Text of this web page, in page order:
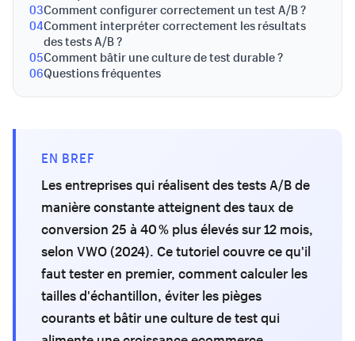
03Comment configurer correctement un test A/B ?
04Comment interpréter correctement les résultats
des tests A/B ?
05Comment bâtir une culture de test durable ?
06Questions fréquentes
EN BREF
Les entreprises qui réalisent des tests A/B de
manière constante atteignent des taux de
conversion 25 à 40 % plus élevés sur 12 mois,
selon VWO (2024). Ce tutoriel couvre ce qu'il
faut tester en premier, comment calculer les
tailles d'échantillon, éviter les pièges
courants et bâtir une culture de test qui